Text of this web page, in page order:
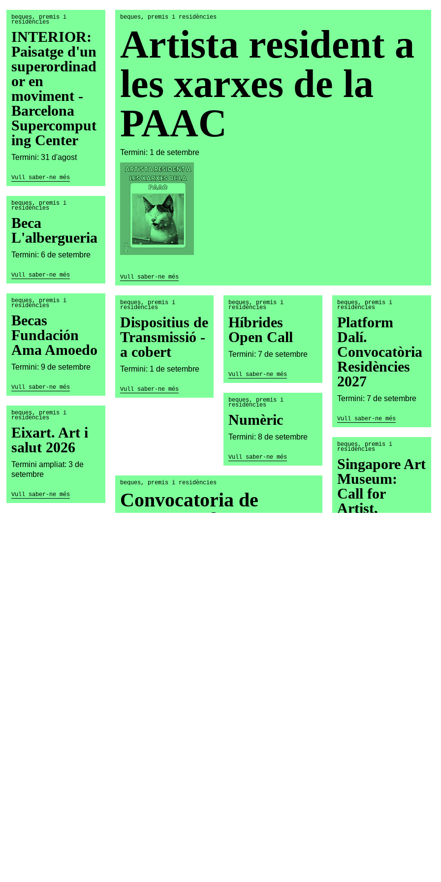
beques, premis i
residències
INTERIOR:
Paisatge d'un
superordinad
or en
moviment -
Barcelona
Supercomput
ing Center
Termini: 31 d'agost
Vull saber-ne més
beques, premis i residències
Artista resident a
les xarxes de la
PAAC
Termini: 1 de setembre
Vull saber-ne més
beques, premis i
residències
Beca
L'albergueria
Termini: 6 de setembre
Vull saber-ne més
beques, premis i
residències
Becas
Fundación
Ama Amoedo
Termini: 9 de setembre
Vull saber-ne més
beques, premis i
residències
Dispositius de
Transmissió -
a cobert
Termini: 1 de setembre
Vull saber-ne més
beques, premis i
residències
Híbrides
Open Call
Termini: 7 de setembre
Vull saber-ne més
beques, premis i
residències
Platform
Dalí.
Convocatòria
Residències
2027
Termini: 7 de setembre
Vull saber-ne més
beques, premis i
residències
Numèric
Termini: 8 de setembre
Vull saber-ne més
beques, premis i
residències
Eixart. Art i
salut 2026
Termini ampliat: 3 de
setembre
Vull saber-ne més
beques, premis i residències
Convocatoria de
proyectos de
beques, premis i
residències
Singapore Art
Museum:
Call for
Artist,